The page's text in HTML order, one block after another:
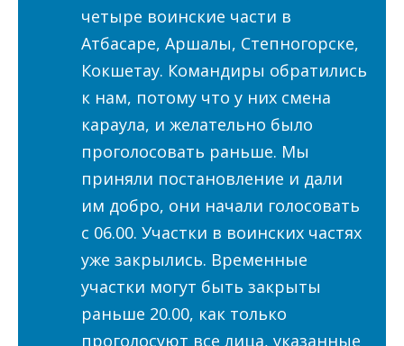
четыре воинские части в
Атбасаре, Аршалы, Степногорске,
Кокшетау. Командиры обратились
к нам, потому что у них смена
караула, и желательно было
проголосовать раньше. Мы
приняли постановление и дали
им добро, они начали голосовать
с 06.00. Участки в воинских частях
уже закрылись. Временные
участки могут быть закрыты
раньше 20.00, как только
проголосуют все лица, указанные